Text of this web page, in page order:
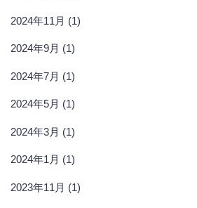
2024年11月 (1)
2024年9月 (1)
2024年7月 (1)
2024年5月 (1)
2024年3月 (1)
2024年1月 (1)
2023年11月 (1)